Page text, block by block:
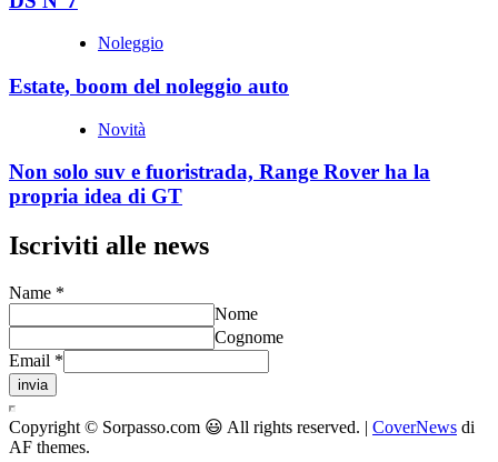
Noleggio
Estate, boom del noleggio auto
Novità
Non solo suv e fuoristrada, Range Rover ha la
propria idea di GT
Iscriviti alle news
Name *
Nome
Cognome
Email *
invia
Copyright © Sorpasso.com 😃 All rights reserved. | CoverNews di
AF themes.